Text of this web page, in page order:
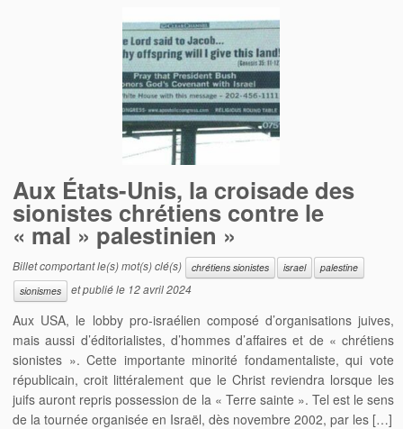
Aux États-Unis, la croisade des
sionistes chrétiens contre le
« mal » palestinien »
Billet comportant le(s) mot(s) clé(s) chrétiens sionistes israel
palestine
sionismes
et publié le 12 avril 2024
Aux USA, le lobby pro-israélien composé d’organisations juives,
mais aussi d’éditorialistes, d’hommes d’affaires et de « chrétiens
sionistes ». Cette importante minorité fondamentaliste, qui vote
républicain, croit littéralement que le Christ reviendra lorsque les
juifs auront repris possession de la « Terre sainte ». Tel est le sens
de la tournée organisée en Israël, dès novembre 2002, par les […]